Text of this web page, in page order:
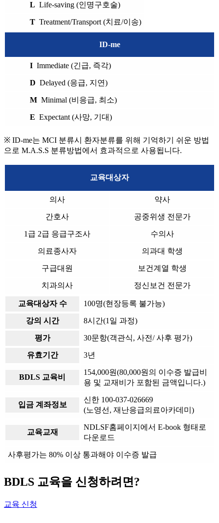
L Life-saving (인명구호술)
T Treatment/Transport (치료/이송)
ID-me
I Immediate (긴급, 즉각)
D Delayed (응급, 지연)
M Minimal (비응급, 최소)
E Expectant (사망, 기대)
※ ID-me는 MCI 분류시 환자분류를 위해 기억하기 쉬운 방법
으로 M.A.S.S 분류방법에서 효과적으로 사용됩니다.
교육대상자
의사 약사
간호사 공중위생 전문가
1급 2급 응급구조사 수의사
의료종사자 의과대 학생
구급대원 보건계열 학생
치과의사 정신보건 전문가
교육대상자 수 100명(현장등록 불가능)
강의 시간 8시간(1일 과정)
평가 30문항(객관식, 사전/ 사후 평가)
유효기간 3년
BDLS 교육비
154,000원(80,000원의 이수증 발급비
용 및 교재비가 포함된 금액입니다.)
입금 계좌정보
신한 100-037-026669
(노영선, 재난응급의료아카데미)
교육교재
NDLSF홈페이지에서 E-book 형태로
다운로드
사후평가는 80% 이상 통과해야 이수증 발급
BDLS 교육을 신청하려면?
교육 신청